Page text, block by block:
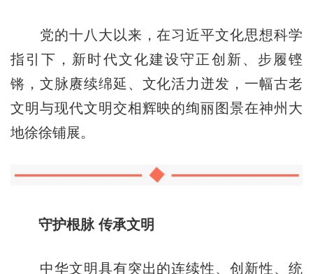
党的十八大以来，在习近平文化思想科学
指引下，新时代文化建设守正创新、步履铿
锵，文脉赓续绵延、文化活力迸发，一幅古老
文明与现代文明交相辉映的绚丽图景在神州大
地徐徐铺展。
守护根脉 传承文明
中华文明具有突出的连续性、创新性、统